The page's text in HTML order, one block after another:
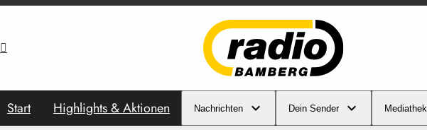
Start Highlights & Aktionen Nachrichten Dein Sender Mediathek